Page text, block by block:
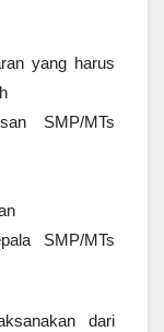
yang harus
SMP/MTs
SMP/MTs
dari